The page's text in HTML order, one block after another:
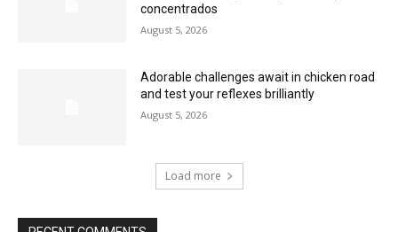
concentrados
August 5, 2026
Adorable challenges await in chicken road
and test your reflexes brilliantly
August 5, 2026
Load more